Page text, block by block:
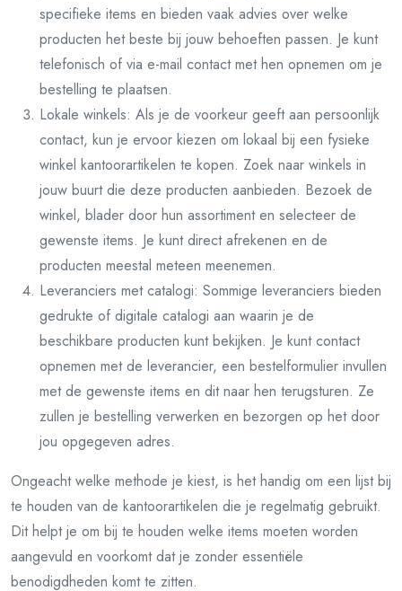
specifieke items en bieden vaak advies over welke
producten het beste bij jouw behoeften passen. Je kunt
telefonisch of via e-mail contact met hen opnemen om je
bestelling te plaatsen.
Lokale winkels: Als je de voorkeur geeft aan persoonlijk
contact, kun je ervoor kiezen om lokaal bij een fysieke
winkel kantoorartikelen te kopen. Zoek naar winkels in
jouw buurt die deze producten aanbieden. Bezoek de
winkel, blader door hun assortiment en selecteer de
gewenste items. Je kunt direct afrekenen en de
producten meestal meteen meenemen.
Leveranciers met catalogi: Sommige leveranciers bieden
gedrukte of digitale catalogi aan waarin je de
beschikbare producten kunt bekijken. Je kunt contact
opnemen met de leverancier, een bestelformulier invullen
met de gewenste items en dit naar hen terugsturen. Ze
zullen je bestelling verwerken en bezorgen op het door
jou opgegeven adres.
Ongeacht welke methode je kiest, is het handig om een lijst bij
te houden van de kantoorartikelen die je regelmatig gebruikt.
Dit helpt je om bij te houden welke items moeten worden
aangevuld en voorkomt dat je zonder essentiële
benodigdheden komt te zitten.